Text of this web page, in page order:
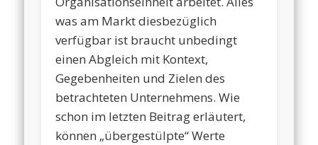
was am Markt diesbezüglich
verfügbar ist braucht unbedingt
einen Abgleich mit Kontext,
Gegebenheiten und Zielen des
betrachteten Unternehmens. Wie
schon im letzten Beitrag erläutert,
können „übergestülpte“ Werte